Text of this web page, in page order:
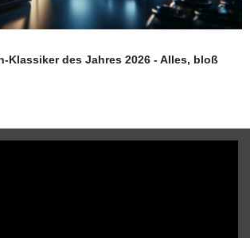
Klassiker des Jahres 2026 - Alles, bloß